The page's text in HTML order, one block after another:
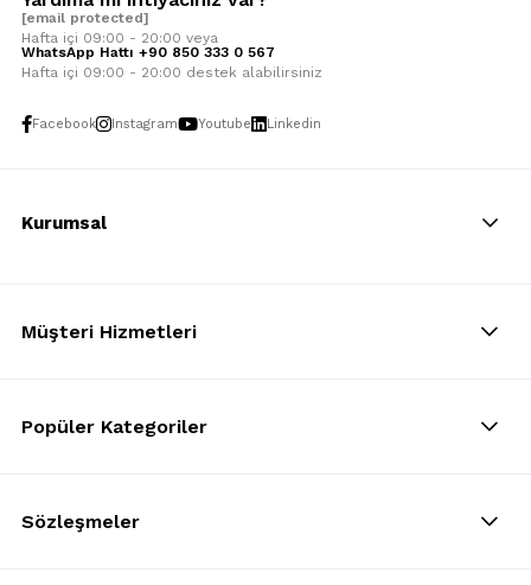
[email protected]
Hafta içi 09:00 - 20:00 veya
WhatsApp Hattı +90 850 333 0 567
Hafta içi 09:00 - 20:00 destek alabilirsiniz
Facebook Instagram Youtube Linkedin
Kurumsal
Müşteri Hizmetleri
Popüler Kategoriler
Sözleşmeler